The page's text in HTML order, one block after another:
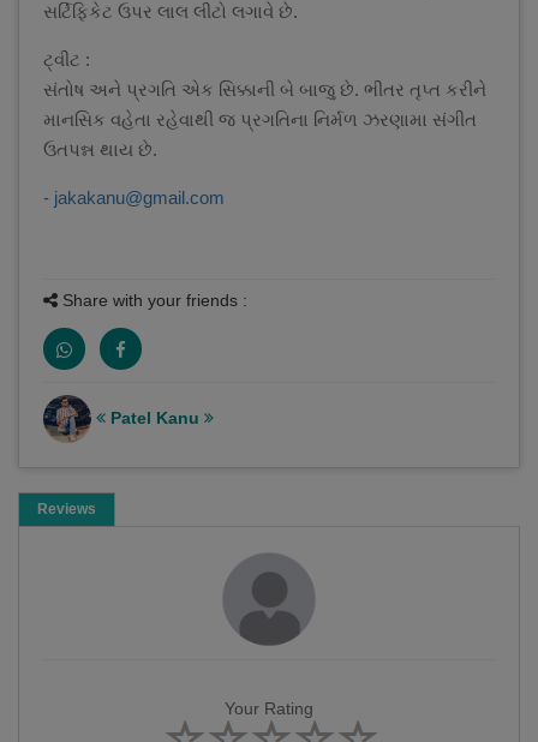
સર્ટિફિકેટ ઉપર લાલ લીટો લગાવે છે.
ટ્વીટ :
સંતોષ અને પ્રગતિ એક સિક્કાની બે બાજુ છે. ભીતર તૃપ્ત કરીને
માનસિક વહેતા રહેવાથી જ પ્રગતિના નિર્મળ ઝરણામા સંગીત
ઉતપન્ન થાય છે.
- jakakanu@gmail.com
Share with your friends :
Patel Kanu
Reviews
Your Rating